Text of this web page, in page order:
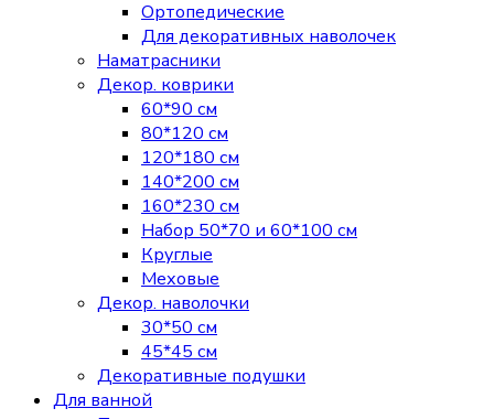
Ортопедические
Для декоративных наволочек
Наматрасники
Декор. коврики
60*90 см
80*120 см
120*180 см
140*200 см
160*230 см
Набор 50*70 и 60*100 см
Круглые
Меховые
Декор. наволочки
30*50 см
45*45 см
Декоративные подушки
Для ванной